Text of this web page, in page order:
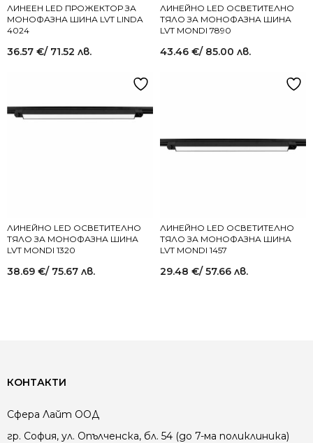
ЛИНЕЕН LED ПРОЖЕКТОР ЗА
МОНОФАЗНА ШИНА LVT LINDA
4024
36.57 €/ 71.52 лв.
ЛИНЕЙНО LED ОСВЕТИТЕЛНО
ТЯЛО ЗА МОНОФАЗНА ШИНА
LVT MONDI 7890
43.46 €/ 85.00 лв.
ЛИНЕЙНО LED ОСВЕТИТЕЛНО
ТЯЛО ЗА МОНОФАЗНА ШИНА
LVT MONDI 1320
38.69 €/ 75.67 лв.
ЛИНЕЙНО LED ОСВЕТИТЕЛНО
ТЯЛО ЗА МОНОФАЗНА ШИНА
LVT MONDI 1457
29.48 €/ 57.66 лв.
КОНТАКТИ
Сфера Лайт ООД
гр. София, ул. Опълченска, бл. 54 (до 7-ма поликлиника)